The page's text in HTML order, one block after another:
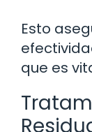
Esto
que es